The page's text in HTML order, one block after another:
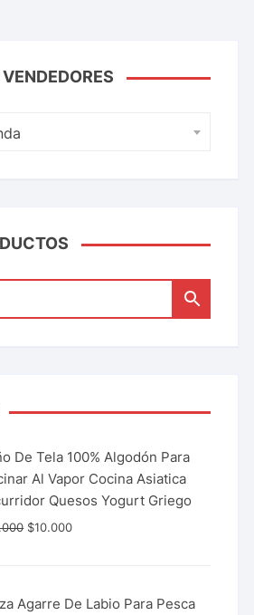
De Tela 100% Algodón Para
Al Vapor Cocina Asiatica
Quesos Yogurt Griego
$10.000
Agarre De Labio Para Pesca